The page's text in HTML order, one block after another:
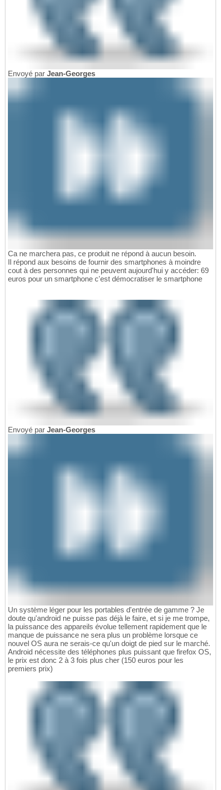
Envoyé par Jean-Georges
Ca ne marchera pas, ce produit ne répond à aucun besoin.
Il répond aux besoins de fournir des smartphones à moindre
cout à des personnes qui ne peuvent aujourd'hui y accéder: 69
euros pour un smartphone c'est démocratiser le smartphone
Envoyé par Jean-Georges
Un système léger pour les portables d'entrée de gamme ? Je
doute qu'android ne puisse pas déjà le faire, et si je me trompe,
la puissance des appareils évolue tellement rapidement que le
manque de puissance ne sera plus un problème lorsque ce
nouvel OS aura ne serais-ce qu'un doigt de pied sur le marché.
Android nécessite des téléphones plus puissant que firefox OS,
le prix est donc 2 à 3 fois plus cher (150 euros pour les
premiers prix)